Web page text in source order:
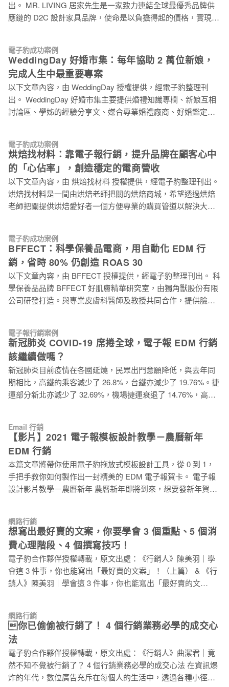
與廣宣、新媒體規劃（Podcast、Clubhouse、Youtube）、創
作者媒合及評審媒合。 整合數位化行銷工具，透過 EDM 電子
Youtube、部落格、Podcast（古今中歪）等網路行銷媒介宣傳
比賽活動資訊。 數位行銷差異性低，很難找出脫穎而出的關鍵
點 獎金獵人希望藉由比賽與活動，讓企業端用比賽來體驗行
銷，提供最有效與年輕人、創意族群接軌的管
出。 MR. LIVING 居家先生是一家致力連結全球最優秀品牌供
應鏈的 D2C 設計家具品牌，使命是以負擔得起的價格，實現顧
額最高的成績，截至目前也是家具領域集資金額的歷史紀錄。
提供一站式設計家具：客廳、餐廳、臥室、書房。電商操作以
EDM 電子報、官方網站、Facebook 粉絲專頁、Facebook 廣
告、Google 關鍵字廣告、Podcast、Youtube、Line@ OA、
Instagram 等為主要行銷渠道。 EDM 促購內容難打動消費者，
用 A/B 測試找出優化關鍵 MR. LIVING 的 EDM 目標，主要為
搭配知識）兩部分。一方面希望提升活動傳散度，另一方面想
跳脫一般電商的促購式資訊，提供受眾真正有價值的內容。 不
過我們發現，即使內容再豐富，信件主旨的「下標文字」會一
定影響到
電子豹成功案例
WeddingDay 好婚市集：每年協助 2 萬位新娘，
完成人生中最重要專案
以下文章內容，由 WeddingDay 授權提供，經電子豹整理刊
出。 WeddingDay 好婚市集主要提供婚禮知識專欄、新娘互相
討論區、學姊的經驗分享文、媒合專業婚禮廠商、好婚鑑定團
新娘籌備婚禮，每年約 2 萬位的新娘透過 WeddingDay 好婚市
集找尋適合的商家報價。並運用 EDM 電子報、官方網站、
Facebook 粉絲專頁、Google Ads 等網路行銷工具，協助新娘
在籌備婚禮時，媒合最佳廠商，完成人生中最重要專案。 分眾
設計電子報內容，協助新娘籌備婚禮，滿足不同階段需求 籌備
婚禮的新娘週期長達半年以上，每個階段的需求大為不同，因
電子報，加上需要懂前端設計的人員才有辦法協助設計電子
報，因此找了許久才找到電子豹，電子豹提供 API 讓
WeddingDay 好婚市集能輕易的動態分眾，加上所見即所得的
編輯器，讓行銷人員不再需要透過前端設計師就能製作精美客
製的電子報，
電子豹成功案例
烘焙找材料：靠電子報行銷，提升品牌在顧客心中
的「心佔率」，創造穩定的電商營收
以下文章內容，由 烘焙找材料 授權提供，經電子豹整理刊出。
烘焙找材料是一間由烘焙老師把關的烘焙商城，希望透過烘焙
老師把關提供烘焙愛好者一個方便專業的購買管道以解決大家
體商品的疑慮，讓每個人都能夠安心選購。 經營自有品牌的電
商網站，需結合電子報、Facebook 社團、Facebook 粉絲專
頁、Facebook 廣告、Line、簡訊、聊天機器人、自媒體、
Google 廣告等行銷工具。善用多個行銷渠道，持續獲取新客
戶，並同時維繫舊客戶關係，鞏固穩定的營收基本盤。 社群觸
及率僅剩 1~3%，難以喚回舊客，再行銷是電商成敗關鍵 烘焙
的成熟度。擁有兩個 FB 社團，不重複人數高達 7 萬多人，為
業界成長速度最快的烘焙型社團，成長速度為業界的 2~3 倍。
但即使在垂直領域的社群上有不小的聲量，身處於電商產業的
我們還是不可避免的遇到了廣告費日趨上升的問題。以電商來
說，廣
電子豹成功案例
BFFECT：科學保養品電商，用自動化 EDM 行
銷，省時 80% 仍創造 ROAS 30
以下文章內容，由 BFFECT 授權提供，經電子豹整理刊出。 科
學保養品品牌 BFFECT 好肌膚精華研究室，由獨角獸股份有限
公司研發打造。與專業皮膚科醫師及教授共同合作，提供臉部
是用科學設計各種最具功效的配方，搭配最實惠的價格，讓任
何人都能根據膚況自由搭配，量身打造，輕鬆擁有「健康美
麗」的好肌膚狀態。透過品牌自建的電商網站，並運用
Facebook 廣告、EDM 電子報、SMS 簡訊等行銷工具，在電商
紅海中攻下保養品市場的一席之地。 原自建系統不易大量寄
信，到達率偏低 BFFECT 自架官網意味著所有周邊技術，都必
SMTP 串連 Gmail 發送信件的方式無法乘載大量的信件需求，
原自建系統若大量寄信會有到達率偏低的問題，也難以自行處
理大量退信的狀況。同時還需要克服，發信系統整合 CRM 系
統的介接問題，達成自動化觸發信件以節省人力成本，例如：
歡迎信、訂
電子報行銷案例
新冠肺炎 COVID-19 席捲全球，電子報 EDM 行銷
該繼續做嗎？
新冠肺炎目前疫情在各國延燒，民眾出門意願降低，與去年同
期相比，高鐵的乘客減少了 26.8%，台鐵亦減少了 19.76%。捷
運部分新北亦減少了 32.69%，機場捷運衰退了 14.76%，高雄
週下降了超過 66%。而根據經濟部估計，商圈、夜市與傳統市
場，營收衰退也 30% 到 50%；百貨及購物中心人潮則減少
30%，影響業績約 20%；餐飲業業績則視規模，減少 10% 到
30%。 但縱然實體通路受到相當的影響，但虛擬通路其實正逢
成長的時機，對於企業而言，或許反而是數位轉型的最佳時
機。只要行銷手段切中疫情，品牌也有機會在嚴峻的外部環境
的狀態下反而更受到歡迎，從 1/20 起在 Google 上的搜尋數成
長了 89%，在 iTunes 上也上升到排行榜前 10 名。而廣為人知
的遊戲《瘟疫公司》在近期創下最高同時在線人數 8452 人，遠
遠超過 2018 年時的紀錄 46
Email 行銷
【影片】2021 電子報模板設計教學－農曆新年
EDM 行銷
本篇文章將帶你使用電子豹拖放式模板設計工具，從 0 到 1，
手把手教你如何製作出一封精美的 EDM 電子報賀卡。 電子報
設計影片教學－農曆新年 農曆新年即將到來，想要發新年賀卡
鬆製作屬於你自己的新年EDM 賀卡。如有疑問可以參考我們的
教學影片，帶你一步一步操作。 （點擊下載）新年賀卡圖片素
材包（內含 3 張賀卡用圖） 接下來，拆解逐一步驟，從「新增
活動」到「設計內容」到「試寄一封」，輕鬆完成專業的 Email
設計。 Step1. 新增活動 新增活動頁面 1.1「新增活動」填寫基
本資料，按下一步。 1.2 設計內容選擇「拖放式編輯器」。
網路行銷
想寫出最好賣的文案，你要學會 3 個重點、5 個消
費心理階段、4 個撰寫技巧！
電子豹合作夥伴授權轉載，原文出處：《行銷人》陳美羽｜學
會這 3 件事，你也能寫出「最好賣的文案」！（上篇） & 《行
銷人》陳美羽｜學會這 3 件事，你也能寫出「最好賣的文
把大把鈔票撒在水裡，浪費預算，也浪費時間！到底應該要如
何寫出「好賣的文案」呢？以下要和大家分享一些寫文案的
「原則與祕訣」，幫助你的文字更貼近人心，提高商品熱賣
力！ 想要透過有效的廣告讓商品熱賣，首先最需要思考的，是
你的產品可以帶給客戶什麼利益？寫文案之前，必須了解「人
們到底想要什麼？」如果廣告主沒有從這樣的角度出發去思
網路行銷
你已偷偷被行銷了！ 4 個行銷業務必學的成交心
法
電子豹合作夥伴授權轉載，原文出處：《行銷人》曲潔君｜竟
然不知不覺被行銷了？ 4 個行銷業務必學的成交心法 在資訊爆
炸的年代，數位廣告充斥在每個人的生活中，透過各種小徑穿